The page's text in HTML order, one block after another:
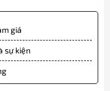
giá
sự kiện